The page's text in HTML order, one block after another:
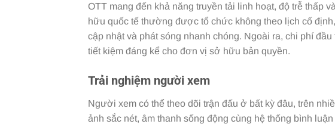
OTT mang đến khả năng truyền tải linh hoạt, độ trễ thấp
hữu quốc tế thường được tổ chức không theo lịch cố
cập nhật và phát sóng nhanh chóng. Ngoài ra, chi phí
tiết kiệm đáng kể cho đơn vị sở hữu bản quyền.
Trải nghiệm người xem
Người xem có thể theo dõi trận đấu ở bất kỳ đâu, trên
ảnh sắc nét, âm thanh sống động cùng hệ thống bình